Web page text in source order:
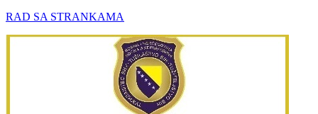
RAD SA STRANKAMA